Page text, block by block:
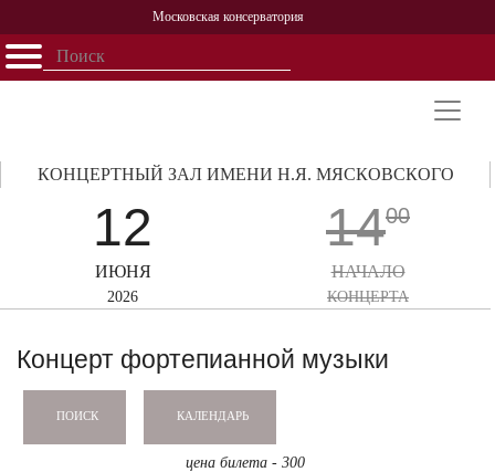
Московская консерватория
Открыть - закрыть
Персоналии
История
12
ИЮНЯ
2026
КОНЦЕРТНЫЙ ЗАЛ ИМЕНИ Н.Я. МЯСКОВСКОГО
1400
НАЧАЛО
КОНЦЕРТА
Концерт фортепианной музыки
ПОИСК КАЛЕНДАРЬ
цена билета - 300